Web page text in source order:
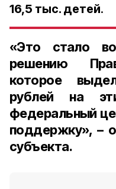
16,5 тыс. детей.
«Это стало
решению
которое
рублей на
федеральный
поддержку», –
субъекта.